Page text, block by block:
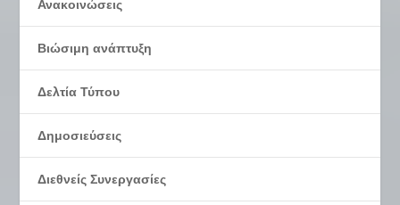
Ανακοινώσεις
Βιώσιμη ανάπτυξη
Δελτία Τύπου
Δημοσιεύσεις
Διεθνείς Συνεργασίες